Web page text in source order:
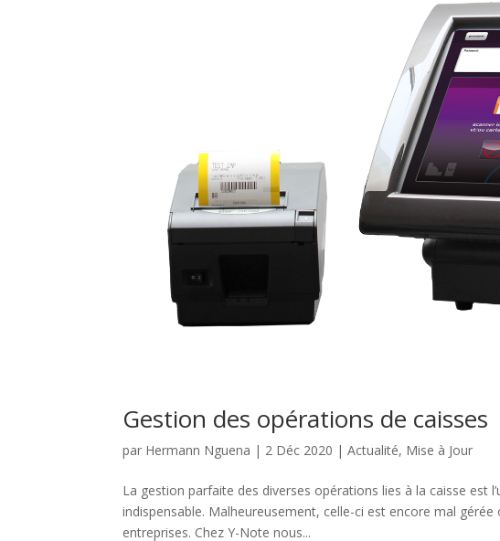
Gestion des opérations de caisses
par Hermann Nguena | 2 Déc 2020 |Actualité, Mise à Jour
La gestion parfaite des diverses opérations lies à la caisse est
indispensable. Malheureusement, celle-ci est encore mal
entreprises. Chez Y-Note nous...